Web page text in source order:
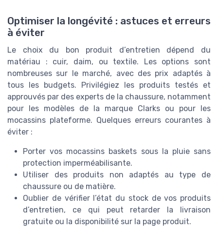
Optimiser la longévité : astuces et erreurs
à éviter
Le choix du bon produit d’entretien dépend du
matériau : cuir, daim, ou textile. Les options sont
nombreuses sur le marché, avec des prix adaptés à
tous les budgets. Privilégiez les produits testés et
approuvés par des experts de la chaussure, notamment
pour les modèles de la marque Clarks ou pour les
mocassins plateforme. Quelques erreurs courantes à
éviter :
Porter vos mocassins baskets sous la pluie sans
protection imperméabilisante.
Utiliser des produits non adaptés au type de
chaussure ou de matière.
Oublier de vérifier l’état du stock de vos produits
d’entretien, ce qui peut retarder la livraison
gratuite ou la disponibilité sur la page produit.